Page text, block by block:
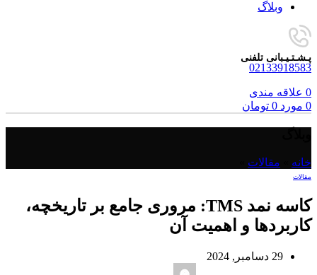
وبلاگ
پـشـتـیـبانی تلفنی
02133918583
0 علاقه مندی
0 مورد 0 تومان
خانه مقالات
مقالات
کاسه نمد TMS: مروری جامع بر تاریخچه،
کاربردها و اهمیت آن
29 دسامبر, 2024